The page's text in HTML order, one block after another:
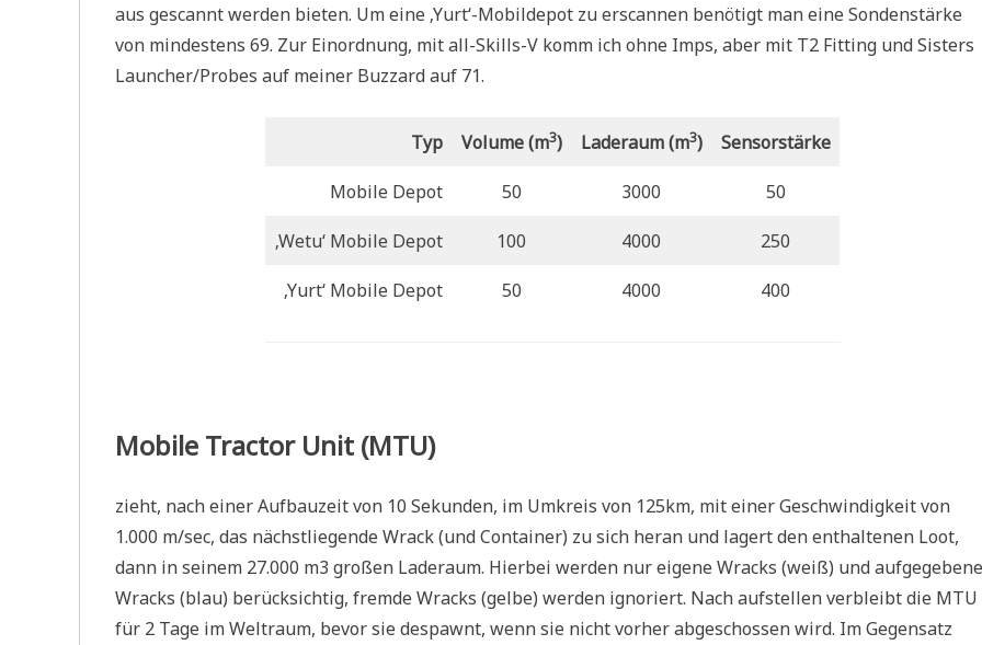
aus gescannt werden bieten. Um eine ‚Yurt‘-Mobildepot zu erscannen benötigt man eine Sondenstärke
von mindestens 69. Zur Einordnung, mit all-Skills-V komm ich ohne Imps, aber mit T2 Fitting und Sisters
Launcher/Probes auf meiner Buzzard auf 71.
Typ Volume (m3) Laderaum (m3) Sensorstärke
Mobile Depot 50 3000 50
‚Wetu‘ Mobile Depot 100 4000 250
‚Yurt‘ Mobile Depot 50 4000 400
Mobile Tractor Unit (MTU)
zieht, nach einer Aufbauzeit von 10 Sekunden, im Umkreis von 125km, mit einer Geschwindigkeit von
1.000 m/sec, das nächstliegende Wrack (und Container) zu sich heran und lagert den enthaltenen Loot,
dann in seinem 27.000 m3 großen Laderaum. Hierbei werden nur eigene Wracks (weiß) und aufgegebene
Wracks (blau) berücksichtig, fremde Wracks (gelbe) werden ignoriert. Nach aufstellen verbleibt die MTU
für 2 Tage im Weltraum, bevor sie despawnt, wenn sie nicht vorher abgeschossen wird. Im Gegensatz